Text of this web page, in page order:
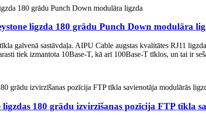
ligzda 180 grādu Punch Down modulāra
galvenā sastāvdaļa. AIPU Cable augstas kvalitātes RJ11
tiek izmantota 10Base-T, kā arī 100Base-T tīklos, un tai ir
180 grādu izvirzīšanas pozīcija FTP tīkla